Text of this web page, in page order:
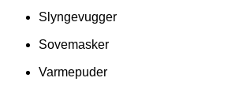
Slyngevugger
Sovemasker
Varmepuder